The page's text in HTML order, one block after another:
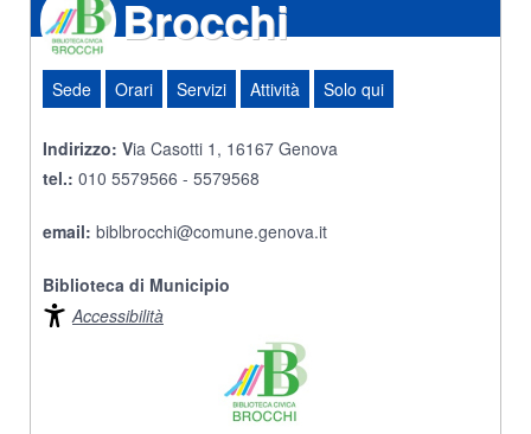
Brocchi
Sede Orari Servizi Attività Solo qui
Indirizzo: Via Casotti 1, 16167 Genova
tel.: 010 5579566 - 5579568
email: biblbrocchi@comune.genova.it
Biblioteca di Municipio
Accessibilità